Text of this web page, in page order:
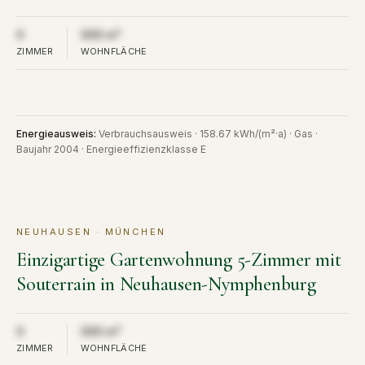
Aus Diskretion nicht öffentlich
ZIMMER
000 m²
WOHNFLÄCHE
Energieausweis: Verbrauchsausweis · 158.67 kWh/(m²·a) · Gas ·
Baujahr 2004 · Energieeffizienzklasse E
KAUF
NEUHAUSEN · MÜNCHEN
Einzigartige Gartenwohnung 5-Zimmer mit
Souterrain in Neuhausen-Nymphenburg
Aus Diskretion nicht öffentlich
ZIMMER
000 m²
WOHNFLÄCHE